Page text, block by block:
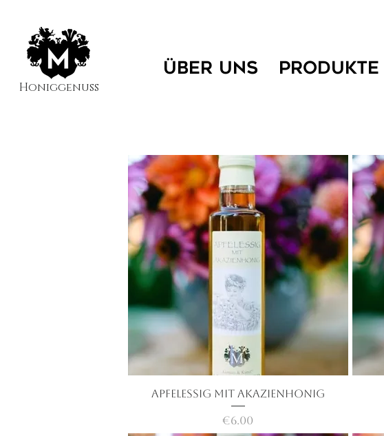
Honiggenuss
ÜBER UNS PRODUKTE
快速瀏覽
Apfelessig mit Akazienhonig
價格
€6.00